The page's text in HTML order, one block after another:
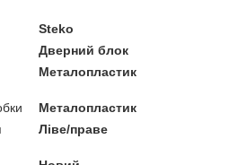
Steko
Дверний блок
Металопластик
Металопластик
Ліве/праве